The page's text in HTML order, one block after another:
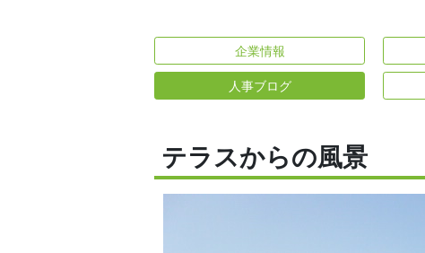
企業情報
人事ブログ
テラスからの風景